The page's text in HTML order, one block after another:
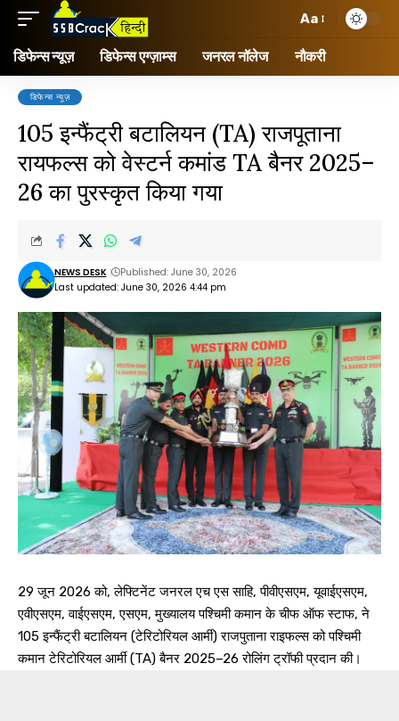
Aa
डिफेन्स न्यूज़ डिफेन्स एग्ज़ाम्स जनरल नॉलेज नौकरी
डिफेन्स न्यूज़
105 इन्फैंट्री बटालियन (TA) राजपूताना
रायफल्स को वेस्टर्न कमांड TA बैनर 2025–
26 का पुरस्कृत किया गया
Last updated: June 30, 2026 4:44 pm
NEWS DESK Published: June 30, 2026
29 जून 2026 को, लेफ्टिनेंट जनरल एच एस साहि, पीवीएसएम, यूवाईएसएम,
एवीएसएम, वाईएसएम, एसएम, मुख्यालय पश्चिमी कमान के चीफ ऑफ स्टाफ, ने
105 इन्फैंट्री बटालियन (टेरिटोरियल आर्मी) राजपुताना राइफल्स को पश्चिमी
कमान टेरिटोरियल आर्मी (TA) बैनर 2025–26 रोलिंग ट्रॉफी प्रदान की।